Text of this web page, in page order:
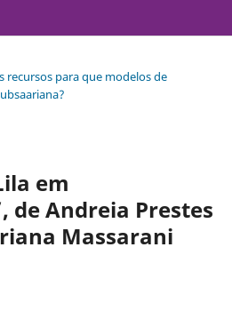
recursos para que modelos de
em
de Andreia Prestes
Massarani